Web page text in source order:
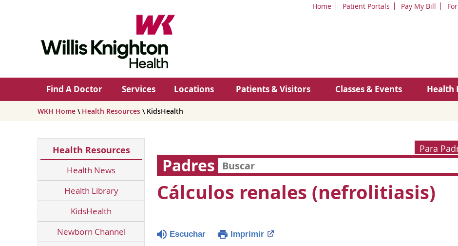
Home Patient Portals Pay My Bill
Find A Doctor Services Locations Patients & Visitors Classes & Events Health
WKH Home \ Health Resources \ KidsHealth
Health Resources
Health News
Health Library
KidsHealth
Newborn Channel
Para
Padres
Cálculos renales (nefrolitiasis)
Escuchar Imprimir